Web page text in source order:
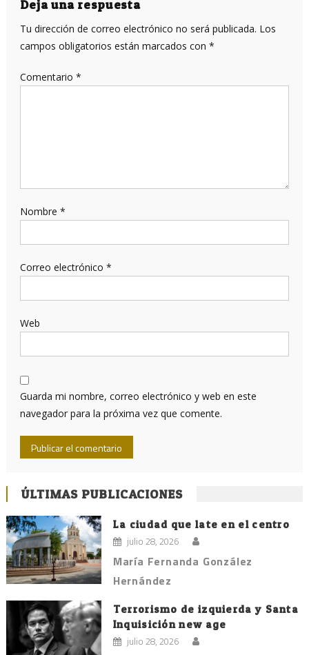
Deja una respuesta
Tu dirección de correo electrónico no será publicada. Los
campos obligatorios están marcados con *
Comentario *
Nombre *
Correo electrónico *
Web
Guarda mi nombre, correo electrónico y web en este
navegador para la próxima vez que comente.
ÚLTIMAS PUBLICACIONES
La ciudad que late en el centro
julio 28, 2026
María Fernanda González
Hernández
Terrorismo de izquierda y Santa
Inquisición new age
julio 28, 2026